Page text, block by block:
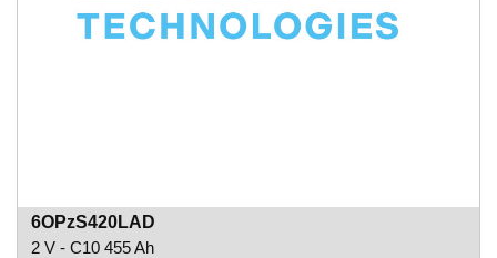
6OPzS420LAD
2 V - C10 455 Ah